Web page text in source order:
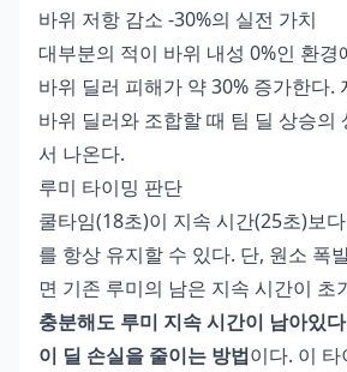
바위 저항 감소 -30%의 실전 가치
대부분의 적이 바위 내성 0%인 환경
바위 딜러 피해가 약 30% 증가한다.
바위 딜러와 조합할 때 팀 딜 상승의
서 나온다.
루미 타이밍 판단
쿨타임(18초)이 지속 시간(25초)보
를 항상 유지할 수 있다. 단, 원소 폭
면 기존 루미의 남은 지속 시간이 초
충분해도 루미 지속 시간이 남아있
이 딜 손실을 줄이는 방법이다. 이